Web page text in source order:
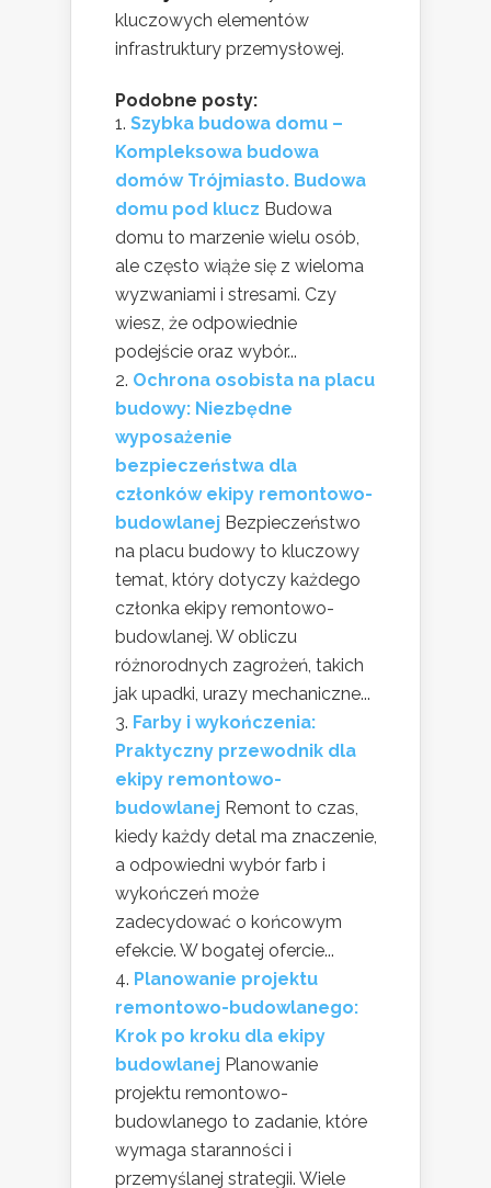
kluczowych elementów
infrastruktury przemysłowej.
Podobne posty:
Szybka budowa domu –
Kompleksowa budowa
domów Trójmiasto. Budowa
domu pod klucz Budowa
domu to marzenie wielu osób,
ale często wiąże się z wieloma
wyzwaniami i stresami. Czy
wiesz, że odpowiednie
podejście oraz wybór...
Ochrona osobista na placu
budowy: Niezbędne
wyposażenie
bezpieczeństwa dla
członków ekipy remontowo-
budowlanej Bezpieczeństwo
na placu budowy to kluczowy
temat, który dotyczy każdego
członka ekipy remontowo-
budowlanej. W obliczu
różnorodnych zagrożeń, takich
jak upadki, urazy mechaniczne...
Farby i wykończenia:
Praktyczny przewodnik dla
ekipy remontowo-
budowlanej Remont to czas,
kiedy każdy detal ma znaczenie,
a odpowiedni wybór farb i
wykończeń może
zadecydować o końcowym
efekcie. W bogatej ofercie...
Planowanie projektu
remontowo-budowlanego:
Krok po kroku dla ekipy
budowlanej Planowanie
projektu remontowo-
budowlanego to zadanie, które
wymaga staranności i
przemyślanej strategii. Wiele